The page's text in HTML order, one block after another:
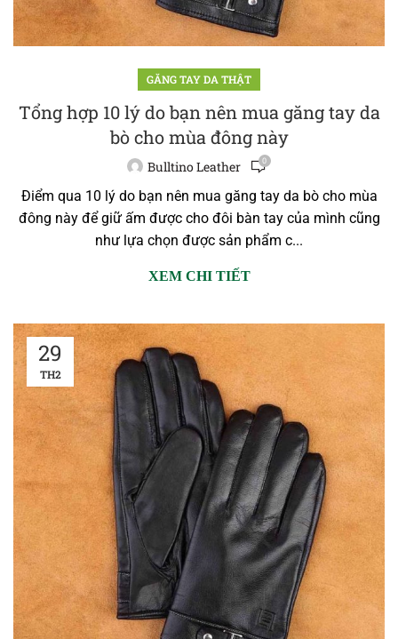
GĂNG TAY DA THẬT
Tổng hợp 10 lý do bạn nên mua găng tay da
bò cho mùa đông này
Bulltino Leather 0
Điểm qua 10 lý do bạn nên mua găng tay da bò cho mùa
đông này để giữ ấm được cho đôi bàn tay của mình cũng
như lựa chọn được sản phẩm c...
XEM CHI TIẾT
29
TH2